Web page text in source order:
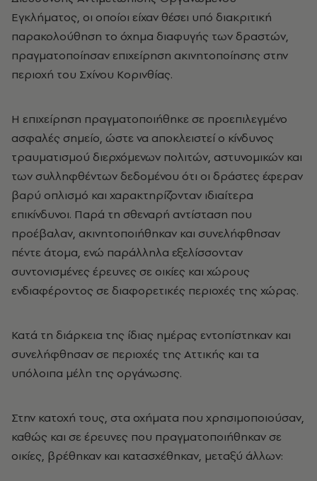
Εγκλήματος, οι οποίοι είχαν θέσει υπό διακριτική
παρακολούθηση το όχημα διαφυγής των δραστών,
πραγματοποίησαν επιχείρηση ακινητοποίησης στην
περιοχή του Σχίνου Κορινθίας.
Η επιχείρηση πραγματοποιήθηκε σε προεπιλεγμένο
ασφαλές σημείο, ώστε να αποκλειστεί ο κίνδυνος
τραυματισμού διερχόμενων πολιτών, αστυνομικών και
των συλληφθέντων δεδομένου ότι οι δράστες έφεραν
βαρύ οπλισμό και χαρακτηρίζονταν ιδιαίτερα
επικίνδυνοι. Παρά τη σθεναρή αντίσταση που
προέβαλαν, ακινητοποιήθηκαν και συνελήφθησαν
πέντε άτομα, ενώ παράλληλα εξελίσσονταν
συντονισμένες έρευνες σε οικίες και χώρους
ενδιαφέροντος σε διαφορετικές περιοχές της χώρας.
Κατά τη διάρκεια της ίδιας ημέρας εντοπίστηκαν και
συνελήφθησαν σε περιοχές της Αττικής και τα
υπόλοιπα μέλη της οργάνωσης.
Στην κατοχή τους, στα οχήματα που χρησιμοποιούσαν,
καθώς και σε έρευνες που πραγματοποιήθηκαν σε
οικίες, βρέθηκαν και κατασχέθηκαν, μεταξύ άλλων: